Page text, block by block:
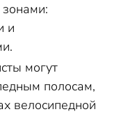
и
могут
полосам,
велосипедной